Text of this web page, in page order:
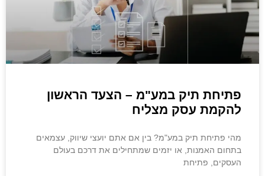
פתיחת תיק במע"מ – הצעד הראשון
להקמת עסק מצליח
מהי פתיחת תיק במע"מ? בין אם אתם יועצי שיווק, עצמאים
בתחום האמנות, או יזמים שמתחילים את דרכם בעולם
העסקים, פתיחת